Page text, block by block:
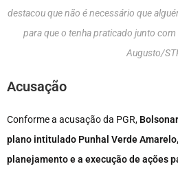
destacou que não é necessário que
para que o tenha praticado junto
Augusto/
Acusação
Conforme a acusação da PGR,
plano intitulado Punhal Verde
planejamento e a execução de ações